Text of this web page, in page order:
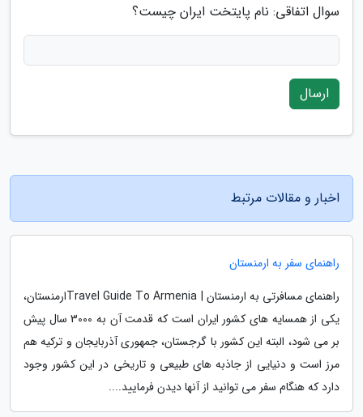
سوال اتفاقی: نام پایتخت ایران چیست؟
ارسال
اخبار و مقالات مرتبط
راهنمای سفر به ارمنستان
راهنمای مسافرتی به ارمنستان | Travel Guide To Armeniaارمنستان،
یکی از همسایه های کشور ایران است که قدمت آن به 3000 سال پیش
بر می شود، البته این کشور با گرجستان، جمهوری آذربایجان و ترکیه هم
مرز است و دنیایی از جاذبه های طبیعی و تاریخی در این کشور وجود
دارد که هنگام سفر می توانید از آنها دیدن فرمایید....